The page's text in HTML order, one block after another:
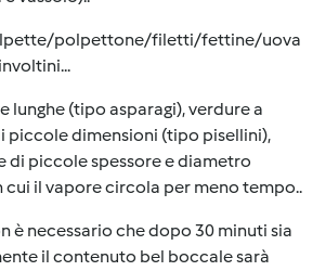
polpettone/filetti/fettine/uova
lunghe (tipo asparagi), verdure a
dimensioni (tipo pisellini),
di piccole spessore e diametro
cui il vapore circola per meno tempo..
è necessario che dopo 30 minuti sia
il contenuto bel boccale sarà